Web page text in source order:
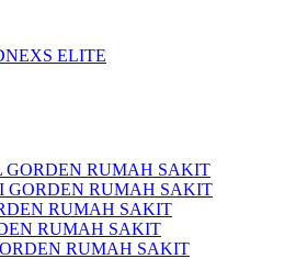
ELITE
GORDEN RUMAH SAKIT
GORDEN RUMAH SAKIT
RUMAH SAKIT
RUMAH SAKIT
RUMAH SAKIT